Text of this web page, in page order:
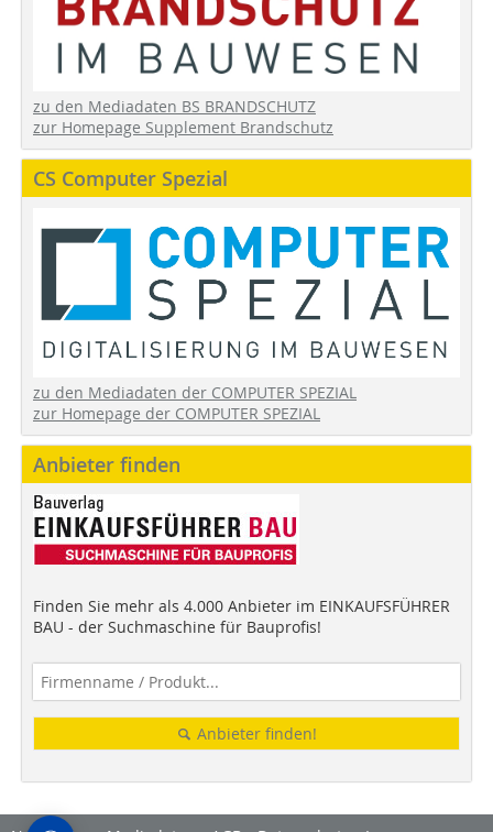
zu den Mediadaten BS BRANDSCHUTZ
zur Homepage Supplement Brandschutz
CS Computer Spezial
zu den Mediadaten der COMPUTER SPEZIAL
zur Homepage der COMPUTER SPEZIAL
Anbieter finden
Finden Sie mehr als 4.000 Anbieter im EINKAUFSFÜHRER
BAU - der Suchmaschine für Bauprofis!
Anbieter finden!